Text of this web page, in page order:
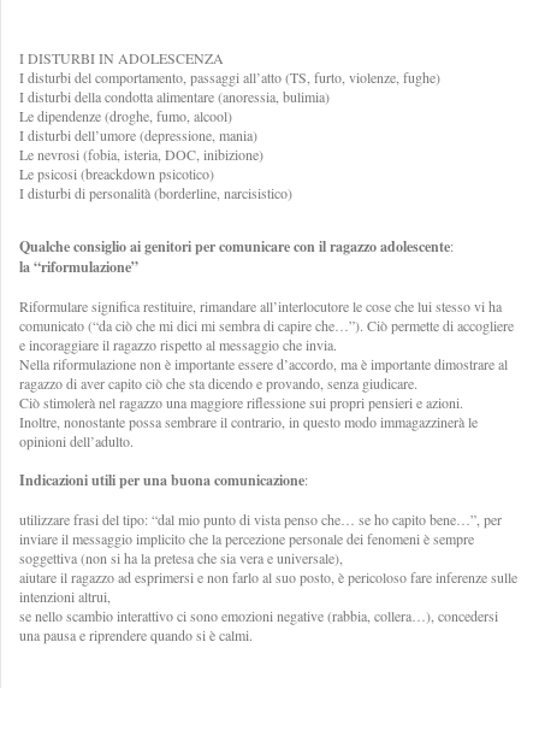
I DISTURBI IN ADOLESCENZA
I disturbi del comportamento, passaggi all’atto (TS, furto, violenze, fughe)
I disturbi della condotta alimentare (anoressia, bulimia)
Le dipendenze (droghe, fumo, alcool)
I disturbi dell’umore (depressione, mania)
Le nevrosi (fobia, isteria, DOC, inibizione)
Le psicosi (breackdown psicotico)
I disturbi di personalità (borderline, narcisistico)
Qualche consiglio ai genitori per comunicare con il ragazzo adolescente:
la “riformulazione”
Riformulare significa restituire, rimandare all’interlocutore le cose che lui stesso vi ha
comunicato (“da ciò che mi dici mi sembra di capire che…”). Ciò permette di accogliere
e incoraggiare il ragazzo rispetto al messaggio che invia.
Nella riformulazione non è importante essere d’accordo, ma è importante dimostrare al
ragazzo di aver capito ciò che sta dicendo e provando, senza giudicare.
Ciò stimolerà nel ragazzo una maggiore riflessione sui propri pensieri e azioni.
Inoltre, nonostante possa sembrare il contrario, in questo modo immagazzinerà le
opinioni dell’adulto.
Indicazioni utili per una buona comunicazione:
utilizzare frasi del tipo: “dal mio punto di vista penso che… se ho capito bene…”, per
inviare il messaggio implicito che la percezione personale dei fenomeni è sempre
soggettiva (non si ha la pretesa che sia vera e universale),
aiutare il ragazzo ad esprimersi e non farlo al suo posto, è pericoloso fare inferenze sulle
intenzioni altrui,
se nello scambio interattivo ci sono emozioni negative (rabbia, collera…), concedersi
una pausa e riprendere quando si è calmi.